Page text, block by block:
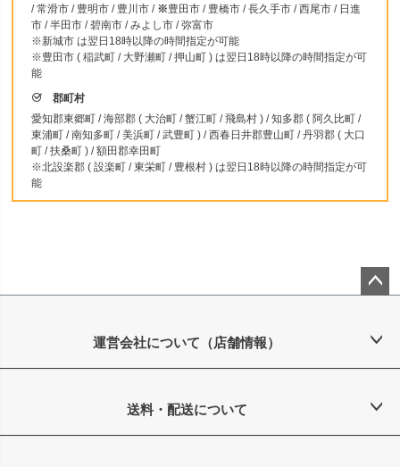
/ 常滑市 / 豊明市 / 豊川市 / ※豊田市 / 豊橋市 / 長久手市 / 西尾市 / 日進
市 / 半田市 / 碧南市 / みよし市 / 弥富市
※新城市 は翌日18時以降の時間指定が可能
※豊田市 ( 稲武町 / 大野瀬町 / 押山町 ) は翌日18時以降の時間指定が可
能
郡町村
愛知郡東郷町 / 海部郡 ( 大治町 / 蟹江町 / 飛島村 ) / 知多郡 ( 阿久比町 /
東浦町 / 南知多町 / 美浜町 / 武豊町 ) / 西春日井郡豊山町 / 丹羽郡 ( 大口
町 / 扶桑町 ) / 額田郡幸田町
※北設楽郡 ( 設楽町 / 東栄町 / 豊根村 ) は翌日18時以降の時間指定が可
能
ップ
運営会社について（店舗情報）
送料・配送について